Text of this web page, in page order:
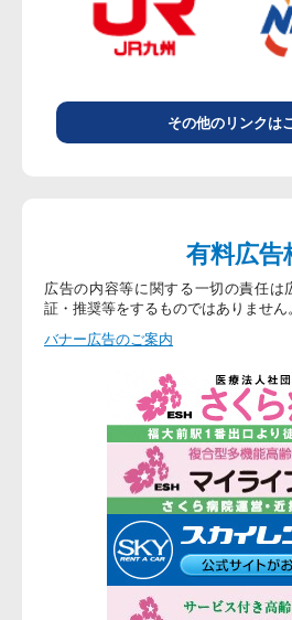
その他のリンクは
有料広告
広告の内容等に関する一切の責任は
証・推奨等をするものではありません。
バナー広告のご案内